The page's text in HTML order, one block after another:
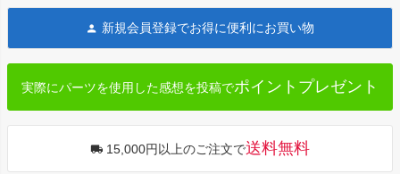
へ
新規会員登録でお得に便利にお買い物
実際にパーツを使用した感想を投稿でポイントプレゼント
15,000円以上のご注文で送料無料